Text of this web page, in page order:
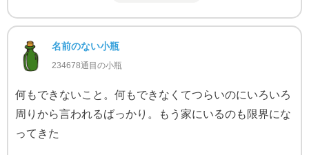
名前のない小瓶
234678通目の小瓶
何もできないこと。何もできなくてつらいのにいろいろ
周りから言われるばっかり。もう家にいるのも限界にな
ってきた